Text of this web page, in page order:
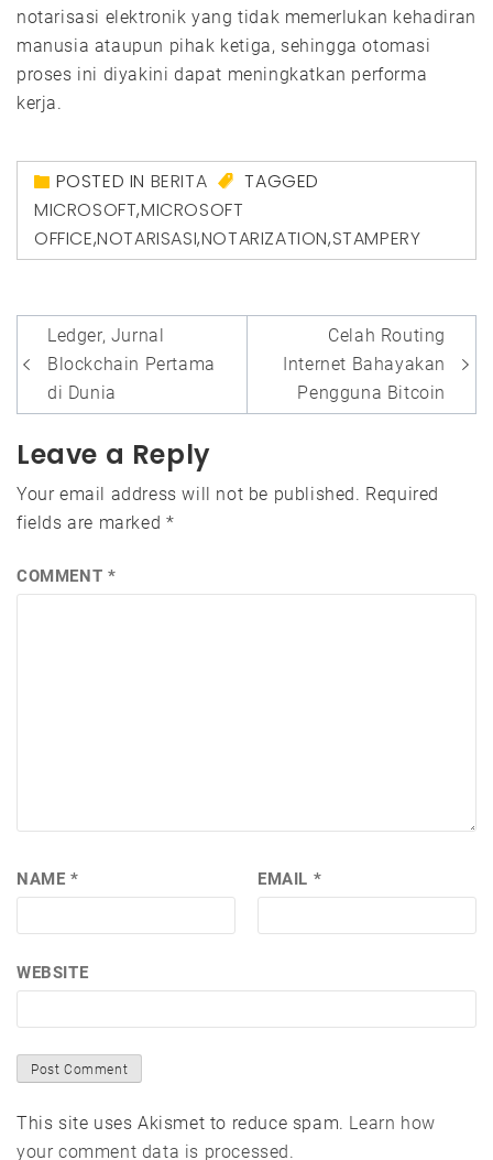
notarisasi elektronik yang tidak memerlukan kehadiran
manusia ataupun pihak ketiga, sehingga otomasi
proses ini diyakini dapat meningkatkan performa
kerja.
POSTED IN BERITA
TAGGED
MICROSOFT,MICROSOFT
OFFICE,NOTARISASI,NOTARIZATION,STAMPERY
Post
navigation
Ledger, Jurnal
Blockchain Pertama
di Dunia
Celah Routing
Internet Bahayakan
Pengguna Bitcoin
Leave a Reply
Your email address will not be published. Required
fields are marked *
COMMENT *
NAME * EMAIL *
WEBSITE
This site uses Akismet to reduce spam. Learn how
your comment data is processed.